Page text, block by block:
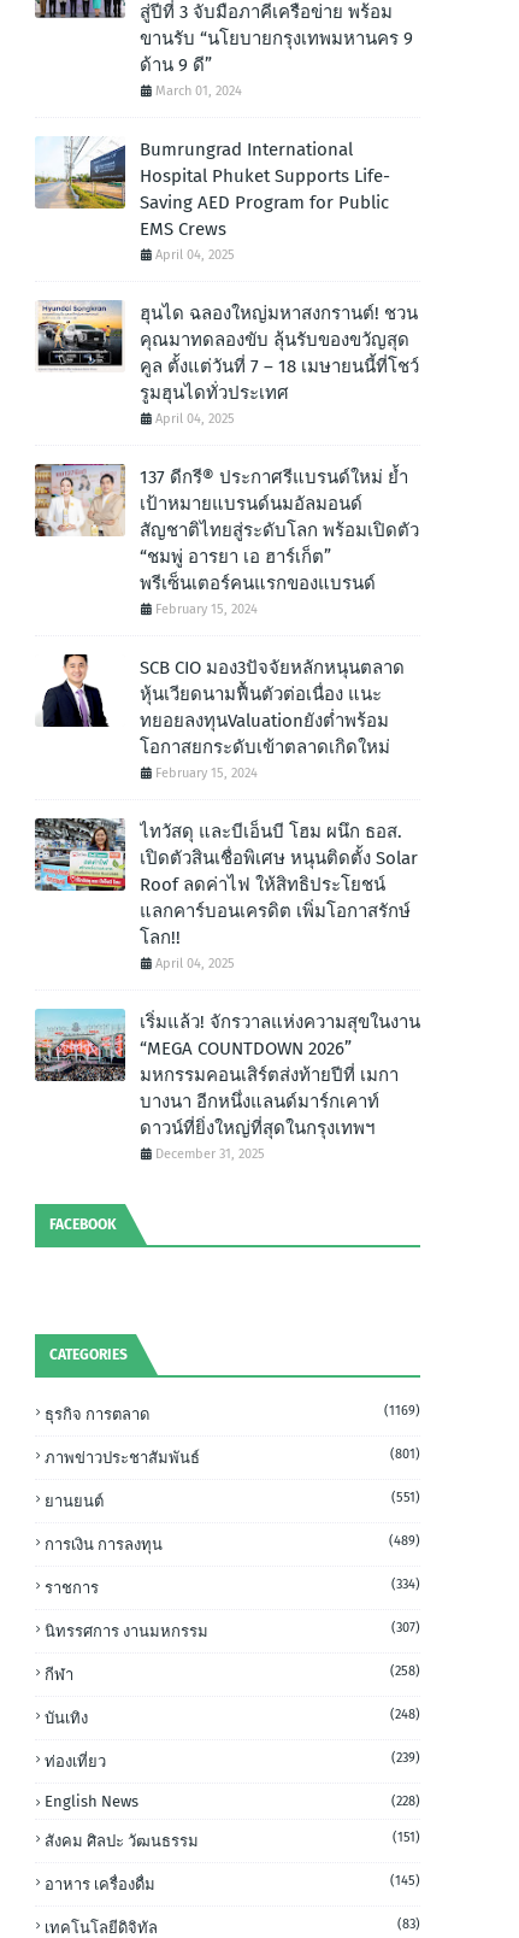
สู่ปีที่ 3 จับมือภาคีเครือข่าย พร้อม
ขานรับ “นโยบายกรุงเทพมหานคร 9
ด้าน 9 ดี”
March 01, 2024
Bumrungrad International
Hospital Phuket Supports Life-
Saving AED Program for Public
EMS Crews
April 04, 2025
ฮุนได ฉลองใหญ่มหาสงกรานต์! ชวน
คุณมาทดลองขับ ลุ้นรับของขวัญสุด
คูล ตั้งแต่วันที่ 7 – 18 เมษายนนี้ที่โชว์
รูมฮุนไดทั่วประเทศ
April 04, 2025
137 ดีกรี® ประกาศรีแบรนด์ใหม่ ย้ำ
เป้าหมายแบรนด์นมอัลมอนด์
สัญชาติไทยสู่ระดับโลก พร้อมเปิดตัว
“ชมพู่ อารยา เอ ฮาร์เก็ต”
พรีเซ็นเตอร์คนแรกของแบรนด์
February 15, 2024
SCB CIO มอง3ปัจจัยหลักหนุนตลาด
หุ้นเวียดนามฟื้นตัวต่อเนื่อง แนะ
ทยอยลงทุนValuationยังต่ำพร้อม
โอกาสยกระดับเข้าตลาดเกิดใหม่
February 15, 2024
ไทวัสดุ และบีเอ็นบี โฮม ผนึก ธอส.
เปิดตัวสินเชื่อพิเศษ หนุนติดตั้ง Solar
Roof ลดค่าไฟ ให้สิทธิประโยชน์
แลกคาร์บอนเครดิต เพิ่มโอกาสรักษ์
โลก!!
April 04, 2025
เริ่มแล้ว! จักรวาลแห่งความสุขในงาน
“MEGA COUNTDOWN 2026”
มหกรรมคอนเสิร์ตส่งท้ายปีที่ เมกา
บางนา อีกหนึ่งแลนด์มาร์กเคาท์
ดาวน์ที่ยิ่งใหญ่ที่สุดในกรุงเทพฯ
December 31, 2025
FACEBOOK
CATEGORIES
ธุรกิจ การตลาด (1169)
ภาพข่าวประชาสัมพันธ์ (801)
ยานยนต์ (551)
การเงิน การลงทุน (489)
ราชการ (334)
นิทรรศการ งานมหกรรม (307)
กีฬา (258)
บันเทิง (248)
ท่องเที่ยว (239)
English News (228)
สังคม ศิลปะ วัฒนธรรม (151)
อาหาร เครื่องดื่ม (145)
เทคโนโลยีดิจิทัล (83)